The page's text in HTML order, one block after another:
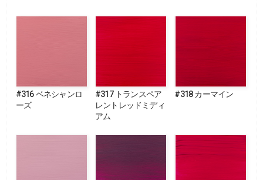
#316 ベネシャンロ
ーズ
#317 トランスペア
レントレッドミディ
アム
#318 カーマイン